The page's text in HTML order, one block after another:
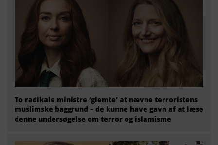
To radikale ministre ‘glemte’ at nævne terroristens
muslimske baggrund – de kunne have gavn af at læse
denne undersøgelse om terror og islamisme